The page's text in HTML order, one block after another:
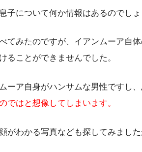
子について何か情報はあるのでしょ
てみたのですが、イアンムーア自
ることができませんでした。
ーア自身がハンサムな男性ですし
ではと想像してしまいます。
がわかる写真なども探してみまし